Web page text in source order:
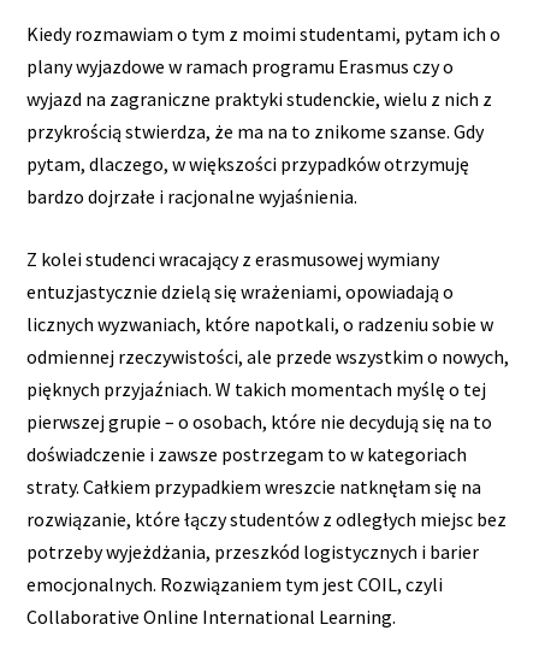
Kiedy rozmawiam o tym z moimi studentami, pytam ich o
plany wyjazdowe w ramach programu Erasmus czy o
wyjazd na zagraniczne praktyki studenckie, wielu z nich z
przykrością stwierdza, że ma na to znikome szanse. Gdy
pytam, dlaczego, w większości przypadków otrzymuję
bardzo dojrzałe i racjonalne wyjaśnienia.
Z kolei studenci wracający z erasmusowej wymiany
entuzjastycznie dzielą się wrażeniami, opowiadają o
licznych wyzwaniach, które napotkali, o radzeniu sobie w
odmiennej rzeczywistości, ale przede wszystkim o nowych,
pięknych przyjaźniach. W takich momentach myślę o tej
pierwszej grupie – o osobach, które nie decydują się na to
doświadczenie i zawsze postrzegam to w kategoriach
straty. Całkiem przypadkiem wreszcie natknęłam się na
rozwiązanie, które łączy studentów z odległych miejsc bez
potrzeby wyjeżdżania, przeszkód logistycznych i barier
emocjonalnych. Rozwiązaniem tym jest COIL, czyli
Collaborative Online International Learning.